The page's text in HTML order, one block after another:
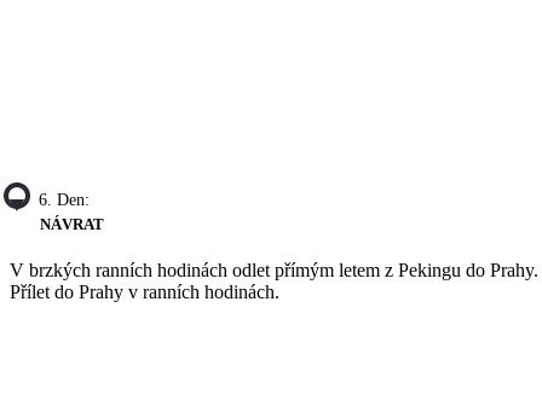
6. Den:
NÁVRAT
V brzkých ranních hodinách odlet přímým letem z Pekingu do Prahy.
Přílet do Prahy v ranních hodinách.